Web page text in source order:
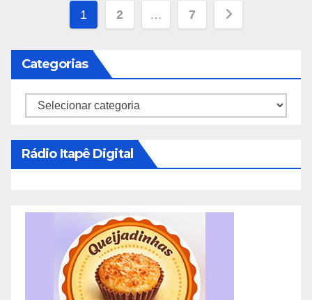
Paginação
de
posts
1 2 … 7
Categorias
Categorias
Rádio Itapê Digital